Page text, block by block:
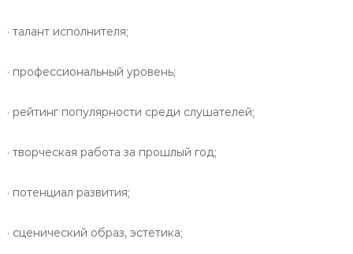
· талант исполнителя;
· профессиональный уровень;
· рейтинг популярности среди слушателей;
· творческая работа за прошлый год;
· потенциал развития;
· сценический образ, эстетика;